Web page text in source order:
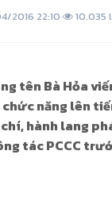
2016 22:10· 10.035
tên Bà Hỏa
năng lên
hành lang
tác PCCC